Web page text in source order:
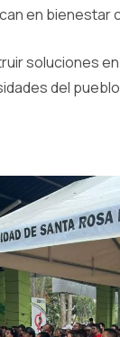
en bienestar
soluciones
del